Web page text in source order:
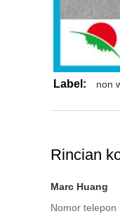
Label: non
Rincian
Marc Huang
Nomor telepon